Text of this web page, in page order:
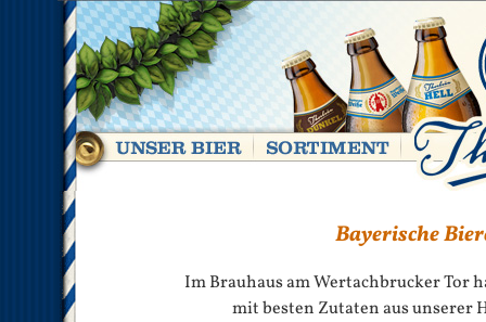
Bayerische
Im Brauhaus am Wertachbrucker Tor
mit besten Zutaten aus unserer